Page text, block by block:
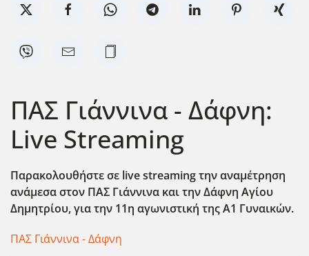
ΠΑΣ Γιάννινα - Δάφνη:
Live Streaming
Παρακολουθήστε σε live streaming την αναμέτρηση
ανάμεσα στον ΠΑΣ Γιάννινα και την Δάφνη Αγίου
Δημητρίου, για την 11η αγωνιστική της Α1 Γυναικών.
ΠΑΣ Γιάννινα - Δάφνη